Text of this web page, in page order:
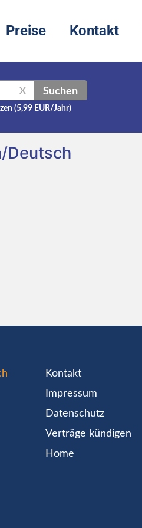
Preise Kontakt
X Suchen
(5,99 EUR/Jahr)
Deutsch
Kontakt
Impressum
Datenschutz
Verträge kündigen
Home